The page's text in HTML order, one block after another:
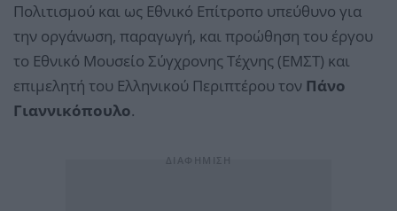
Πολιτισμού και ως Εθνικό Επίτροπο υπεύθυνο για
την οργάνωση, παραγωγή, και προώθηση του έργου
το Εθνικό Μουσείο Σύγχρονης Τέχνης (ΕΜΣΤ) και
επιμελητή του Ελληνικού Περιπτέρου τον Πάνο
Γιαννικόπουλο.